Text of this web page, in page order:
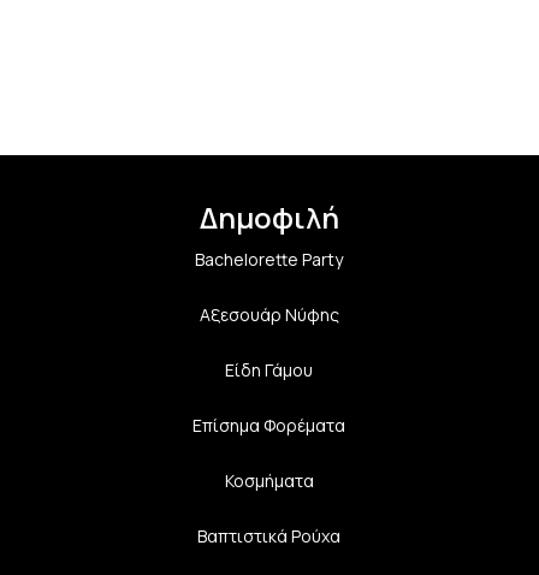
Δημοφιλή
Bachelorette Party
Αξεσουάρ Νύφης
Είδη Γάμου
Επίσημα Φορέματα
Κοσμήματα
Βαπτιστικά Ρούχα